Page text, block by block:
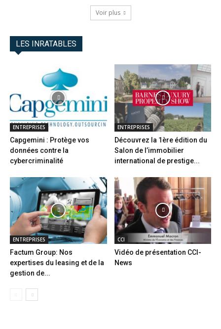
Voir plus
LES INRATABLES
ENTREPRISES
Capgemini : Protège vos
données contre la
cybercriminalité
ENTREPRISES
Découvrez la 1ère édition du
Salon de l’immobilier
international de prestige...
ENTREPRISES
Factum Group: Nos
expertises du leasing et de la
gestion de...
CCI
Vidéo de présentation CCI-
News